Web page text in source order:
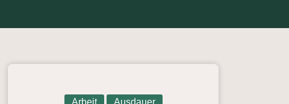
Arbeit Ausdauer